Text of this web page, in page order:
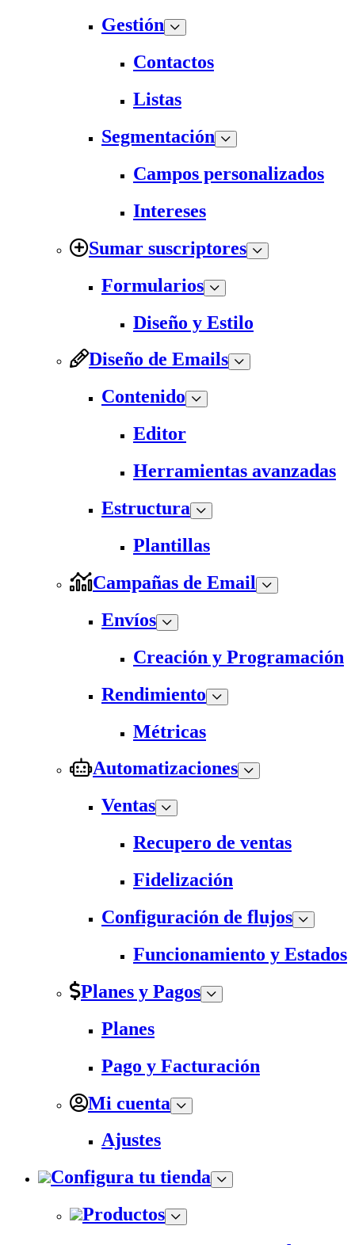
Gestión
Contactos
Listas
Segmentación
Campos personalizados
Intereses
Sumar suscriptores
Formularios
Diseño y Estilo
Diseño de Emails
Contenido
Editor
Herramientas avanzadas
Estructura
Plantillas
Campañas de Email
Envíos
Creación y Programación
Rendimiento
Métricas
Automatizaciones
Ventas
Recupero de ventas
Fidelización
Configuración de flujos
Funcionamiento y Estados
Planes y Pagos
Planes
Pago y Facturación
Mi cuenta
Ajustes
Configura tu tienda
Productos